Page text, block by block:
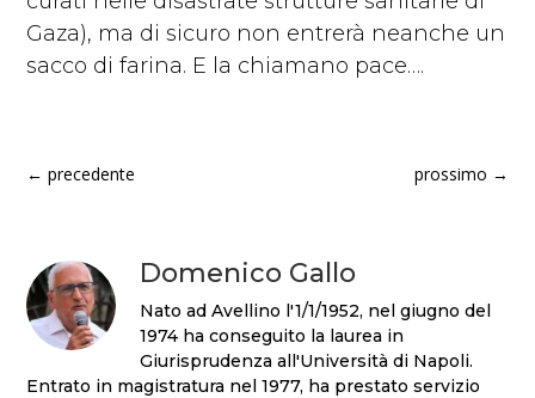
Gaza), ma di sicuro non entrerà neanche un
sacco di farina. E la chiamano pace….
←precedente prossimo →
Domenico Gallo
Nato ad Avellino l'1/1/1952, nel giugno del
1974 ha conseguito la laurea in
Giurisprudenza all'Università di Napoli.
Entrato in magistratura nel 1977, ha prestato servizio